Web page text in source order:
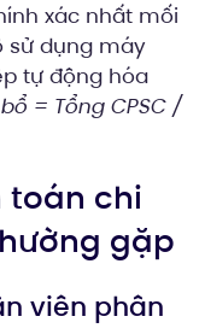
xác nhất mối
sử dụng máy
tự động hóa
= Tổng CPSC /
toán chi
gặp
viên phân